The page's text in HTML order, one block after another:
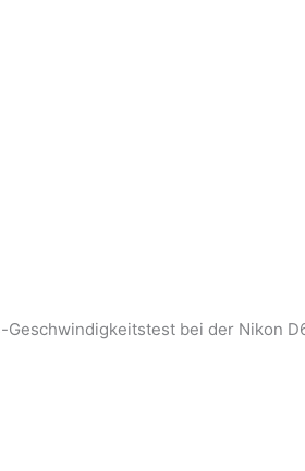
Geschwindigkeitstest bei der Nikon